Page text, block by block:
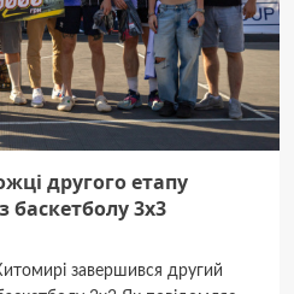
другого етапу
баскетболу 3х3
завершився другий